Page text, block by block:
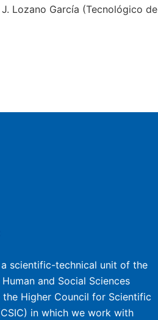
Lozano García (Tecnológico de
a scientific-technical unit of the
and Social Sciences
the Higher Council for Scientific
in which we work with